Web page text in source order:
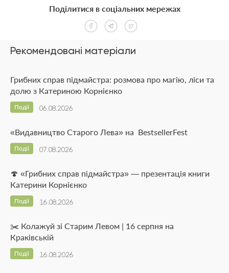
Рекомендовані матеріали
Грибних справ підмайстра: розмова про магію, ліси та
долю з Катериною Корнієнко
06.08.2026
Події
«Видавництво Старого Лева» на BestsellerFest
07.08.2026
Події
🍄 «Грибних справ підмайстра» — презентація книги
Катерини Корнієнко
16.08.2026
Події
✂️ Колажуй зі Старим Левом | 16 серпня на
Краківській
16.08.2026
Події
Поділитися в соціальних мережах